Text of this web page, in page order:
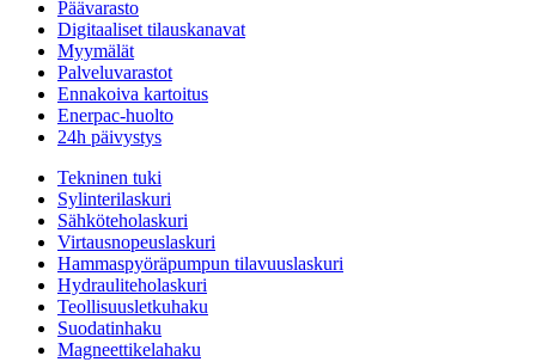
Päävarasto
Digitaaliset tilauskanavat
Myymälät
Palveluvarastot
Ennakoiva kartoitus
Enerpac-huolto
24h päivystys
Tekninen tuki
Sylinterilaskuri
Sähköteholaskuri
Virtausnopeuslaskuri
Hammaspyöräpumpun tilavuuslaskuri
Hydrauliteholaskuri
Teollisuusletkuhaku
Suodatinhaku
Magneettikelahaku